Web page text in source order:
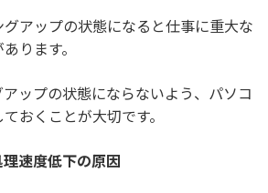
アップの状態になると仕事に重大な
ります。
ップの状態にならないよう、パソコ
おくことが大切です。
速度低下の原因